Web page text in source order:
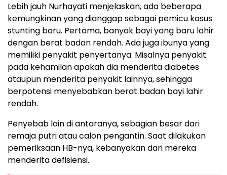
Lebih jauh Nurhayati menjelaskan, ada beberapa
kemungkinan yang dianggap sebagai pemicu kasus
stunting baru. Pertama, banyak bayi yang baru lahir
dengan berat badan rendah. Ada juga ibunya yang
memiliki penyakit penyertanya. Misalnya penyakit
pada kehamilan apakah dia menderita diabetes
ataupun menderita penyakit lainnya, sehingga
berpotensi menyebabkan berat badan bayi lahir
rendah.
Penyebab lain di antaranya, sebagian besar dari
remaja putri atau calon pengantin. Saat dilakukan
pemeriksaan HB-nya, kebanyakan dari mereka
menderita defisiensi.